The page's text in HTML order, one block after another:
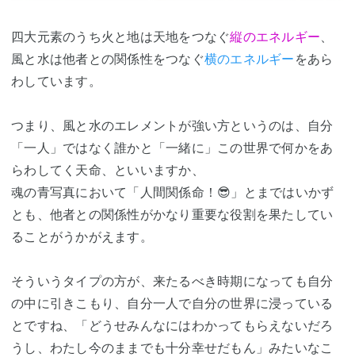
四大元素のうち火と地は天地をつなぐ縦のエネルギー、
風と水は他者との関係性をつなぐ横のエネルギー をあら
わしています。
つまり、風と水のエレメントが強い方というのは、自分
「一人」ではなく誰かと「一緒に」この世界で何かをあ
らわしてく天命、といいますか、
魂の青写真において「人間関係命！😎」とまではいかず
とも、他者との関係性がかなり重要な役割を果たしてい
ることがうかがえます。
そういうタイプの方が、来たるべき時期になっても自分
の中に引きこもり、自分一人で自分の世界に浸っている
とですね、「どうせみんなにはわかってもらえないだろ
うし、わたし今のままでも十分幸せだもん」みたいなこ